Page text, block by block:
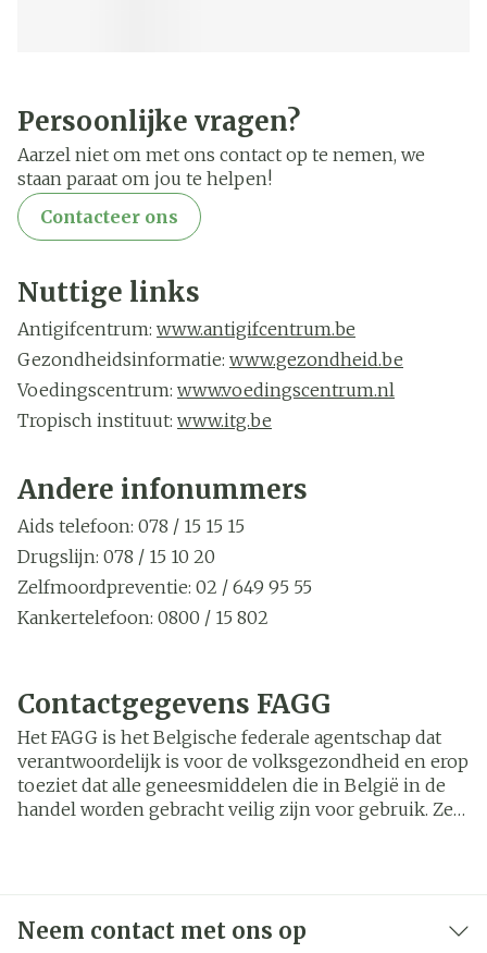
Persoonlijke vragen?
Aarzel niet om met ons contact op te nemen, we
staan paraat om jou te helpen!
Contacteer ons
Nuttige links
Antigifcentrum: www.antigifcentrum.be
Gezondheidsinformatie: www.gezondheid.be
Voedingscentrum: www.voedingscentrum.nl
Tropisch instituut: www.itg.be
Bijsluiters:www.e-compendium.be
Andere infonummers
Aids telefoon: 078 / 15 15 15
Drugslijn: 078 / 15 10 20
Zelfmoordpreventie: 02 / 649 95 55
Kankertelefoon: 0800 / 15 802
Belgische BrandwondenStichting: 02 / 649 65 89
Contactgegevens FAGG
Het FAGG is het Belgische federale agentschap dat
verantwoordelijk is voor de volksgezondheid en erop
toeziet dat alle geneesmiddelen die in België in de
handel worden gebracht veilig zijn voor gebruik. Ze
Galileelaan 5/03, 1210 BRUSSEL.
Neem contact met ons op